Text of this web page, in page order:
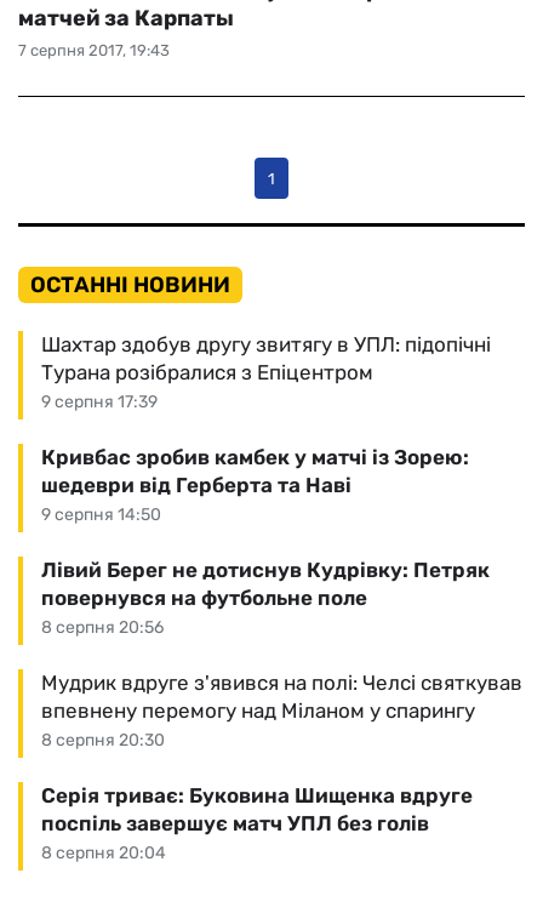
7 серпня 2017, 19:43
матчей за Карпаты
1
ОСТАННІ НОВИНИ
9 серпня 17:39
Шахтар здобув другу звитягу в УПЛ: підопічні
Турана розібралися з Епіцентром
9 серпня 14:50
Кривбас зробив камбек у матчі із Зорею:
шедеври від Герберта та Наві
8 серпня 20:56
Лівий Берег не дотиснув Кудрівку: Петряк
повернувся на футбольне поле
8 серпня 20:30
Мудрик вдруге з'явився на полі: Челсі святкував
впевнену перемогу над Міланом у спарингу
8 серпня 20:04
Серія триває: Буковина Шищенка вдруге
поспіль завершує матч УПЛ без голів